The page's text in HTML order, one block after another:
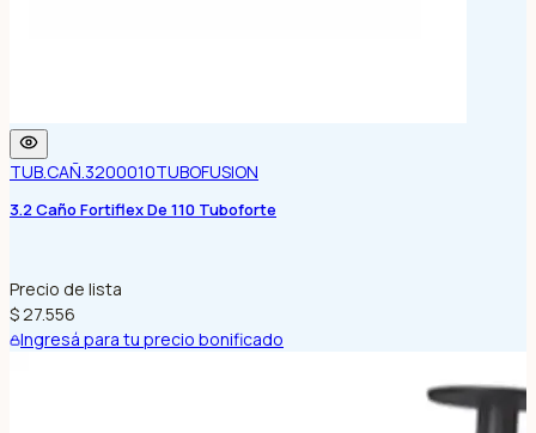
TUB.CAÑ.3200010TUBOFUSION
3.2 Caño Fortiflex De 110 Tuboforte
Precio de lista
$ 27.556
Ingresá para tu precio bonificado